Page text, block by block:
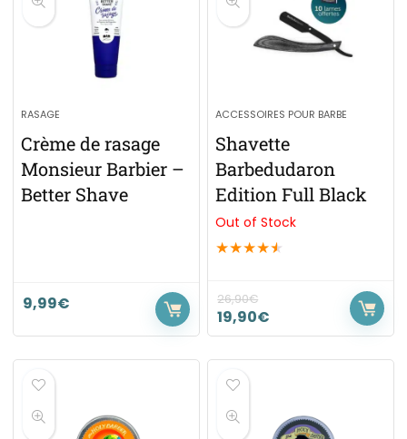
RASAGE
Crème de rasage
Monsieur Barbier –
Better Shave
9,99€
ACCESSOIRES POUR BARBE
Shavette
Barbedudaron
Edition Full Black
Out of Stock
★★★★★
26,90€
19,90€